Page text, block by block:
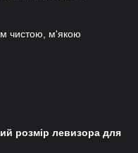
чистою, м'якою
розмір левизора для